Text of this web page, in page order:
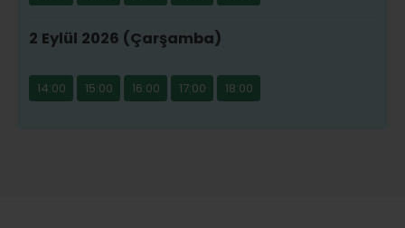
2 Eylül 2026 (Çarşamba)
14:00 15:00 16:00 17:00 18:00